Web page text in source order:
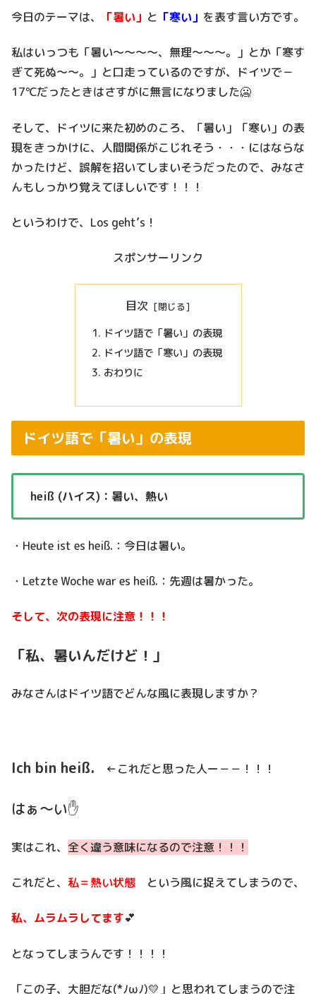
今日のテーマは、 「暑い」 と 「寒い」 を表す言い方です。
私はいっつも「暑い～～～～、無理～～～。」とか「寒す
ぎて死ぬ～～。」と口走っているのですが、ドイツで－
17℃だったときはさすがに無言になりました🥶
そして、ドイツに来た初めのころ、「暑い」「寒い」の表
現をきっかけに、人間関係がこじれそう・・・にはならな
かったけど、誤解を招いてしまいそうだったので、みなさ
んもしっかり覚えてほしいです！！！
というわけで、Los geht’s！
スポンサーリンク
目次
ドイツ語で「暑い」の表現
ドイツ語で「寒い」の表現
おわりに
ドイツ語で「暑い」の表現
heiß (ハイス)：暑い、熱い
・Heute ist es heiß.：今日は暑い。
・Letzte Woche war es heiß.：先週は暑かった。
そして、次の表現に注意！！！
「私、暑いんだけど！」
みなさんはドイツ語でどんな風に表現しますか？
Ich bin heiß. ←これだと思った人ー－－！！！
はぁ～い✋
実はこれ、 全く違う意味になるので注意！！！
これだと、 私＝熱い状態 という風に捉えてしまうので、
私、ムラムラしてます💕
となってしまうんです！！！！
「この子、大胆だな(*ﾉωﾉ)💛」と思われてしまうので注